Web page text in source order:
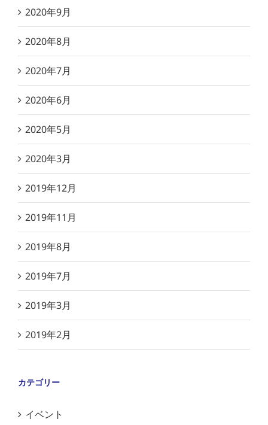
2020年9月
2020年8月
2020年7月
2020年6月
2020年5月
2020年3月
2019年12月
2019年11月
2019年8月
2019年7月
2019年3月
2019年2月
カテゴリー
イベント